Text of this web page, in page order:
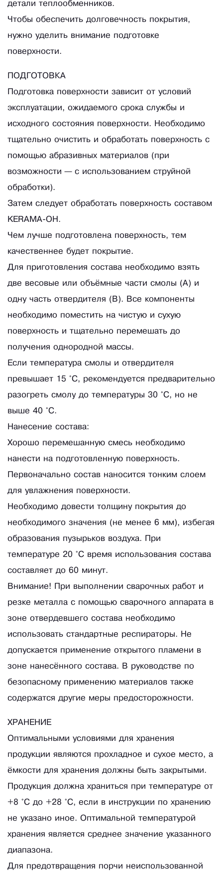
детали теплообменников.
Чтобы обеспечить долговечность покрытия,
нужно уделить внимание подготовке
поверхности.
ПОДГОТОВКА
Подготовка поверхности зависит от условий
эксплуатации, ожидаемого срока службы и
исходного состояния поверхности. Необходимо
тщательно очистить и обработать поверхность с
помощью абразивных материалов (при
возможности — с использованием струйной
обработки).
Затем следует обработать поверхность составом
KERAMA-OH.
Чем лучше подготовлена поверхность, тем
качественнее будет покрытие.
Для приготовления состава необходимо взять
две весовые или объёмные части смолы (А) и
одну часть отвердителя (В). Все компоненты
необходимо поместить на чистую и сухую
поверхность и тщательно перемешать до
получения однородной массы.
Если температура смолы и отвердителя
превышает 15 °C, рекомендуется предварительно
разогреть смолу до температуры 30 °C, но не
выше 40 °C.
Нанесение состава:
Хорошо перемешанную смесь необходимо
нанести на подготовленную поверхность.
Первоначально состав наносится тонким слоем
для увлажнения поверхности.
Необходимо довести толщину покрытия до
необходимого значения (не менее 6 мм), избегая
образования пузырьков воздуха. При
температуре 20 °C время использования состава
составляет до 60 минут.
Внимание! При выполнении сварочных работ и
резке металла с помощью сварочного аппарата в
зоне отвердевшего состава необходимо
использовать стандартные респираторы. Не
допускается применение открытого пламени в
зоне нанесённого состава. В руководстве по
безопасному применению материалов также
содержатся другие меры предосторожности.
ХРАНЕНИЕ
Оптимальными условиями для хранения
продукции являются прохладное и сухое место, а
ёмкости для хранения должны быть закрытыми.
Продукция должна храниться при температуре от
+8 °C до +28 °C, если в инструкции по хранению
не указано иное. Оптимальной температурой
хранения является среднее значение указанного
диапазона.
Для предотвращения порчи неиспользованной